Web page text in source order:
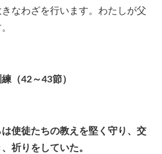
なわざを行います。わたしが父
（42～43節）
使徒たちの教えを堅く守り、交
祈りをしていた。